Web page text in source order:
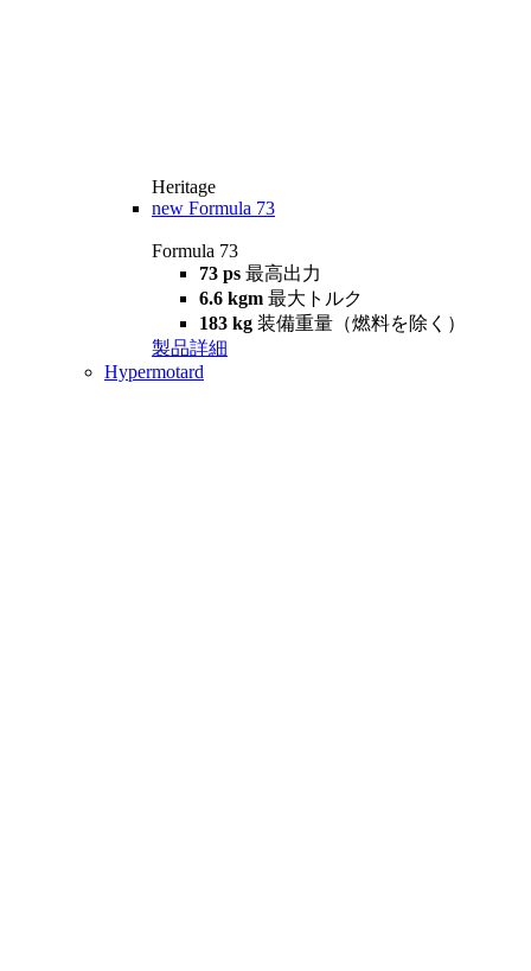
Heritage
new Formula 73
Formula 73
73 ps 最高出力
6.6 kgm 最大トルク
183 kg 装備重量（燃料を除く）
製品詳細
Hypermotard